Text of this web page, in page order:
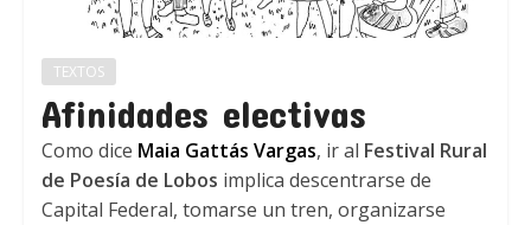
TEXTOS
Afinidades electivas
Como dice Maia Gattás Vargas, ir al Festival Rural
de Poesía de Lobos implica descentrarse de
Capital Federal, tomarse un tren, organizarse